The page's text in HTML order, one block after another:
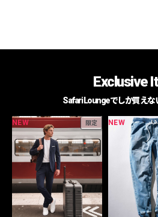
Exclusive
Safari Loungeでしか買えな
NEW 限定 NEW